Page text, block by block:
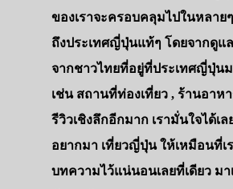
ของเราจะครอบคลุมไปในหลาย
ถึงประเทศญี่ปุ่นแท้ๆ โดยจากดูแ
จากชาวไทยที่อยู่ที่ประเทศญี่ปุ่น
เช่น สถานที่ท่องเที่ยว , ร้านอาห
รีวิวเชิงลึกอีกมาก เรามั่นใจได้เ
อยากมา เที่ยวญี่ปุ่น ให้เหมือนที่เ
บทความไว้แน่นอนเลยที่เดียว ม